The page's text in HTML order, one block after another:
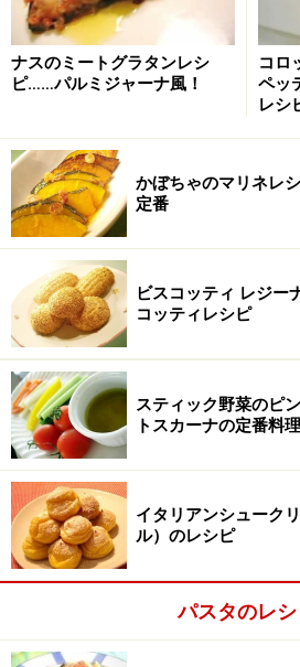
無塩バター
エクストラバージンオリー
塩
ナツメグ
ラザニアを使ったカンネ
手順
■カンネローニ
1
ほうれん草を弱火で20分煮る。
ほうれん草は葉の部分だけをちぎ
水気をよく切らないで、適度に
れ、水20ccを加え、フタをして、
ナスのミートグラタンレシ
ピ……パルミジャーナ風！
コロ
ペッ
レシ
かぼちゃのマリネレ
定番
ビスコッティ レジー
コッティレシピ
スティック野菜のピ
トスカーナの定番料理
イタリアンシューク
ル）のレシピ
パスタのレ